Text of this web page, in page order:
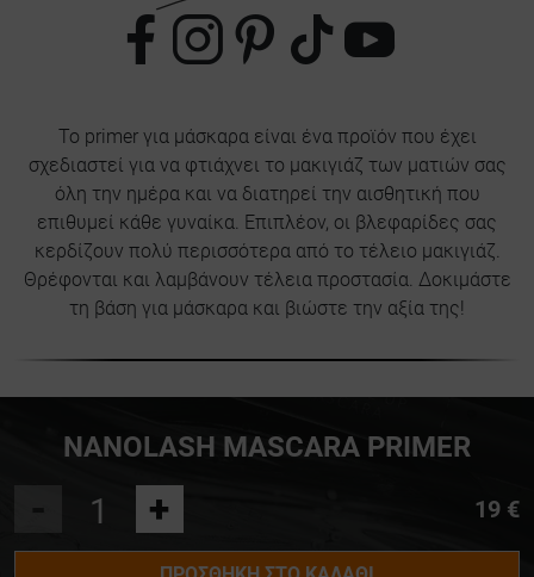
Το primer για μάσκαρα είναι ένα προϊόν που έχει
σχεδιαστεί για να φτιάχνει το μακιγιάζ των ματιών σας
όλη την ημέρα και να διατηρεί την αισθητική που
επιθυμεί κάθε γυναίκα. Επιπλέον, οι βλεφαρίδες σας
κερδίζουν πολύ περισσότερα από το τέλειο μακιγιάζ.
Θρέφονται και λαμβάνουν τέλεια προστασία. Δοκιμάστε
τη βάση για μάσκαρα και βιώστε την αξία της!
NANOLASH MASCARA PRIMER
+ 19 €